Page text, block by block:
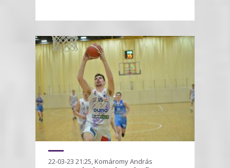
22-03-23 21:25, Komáromy András